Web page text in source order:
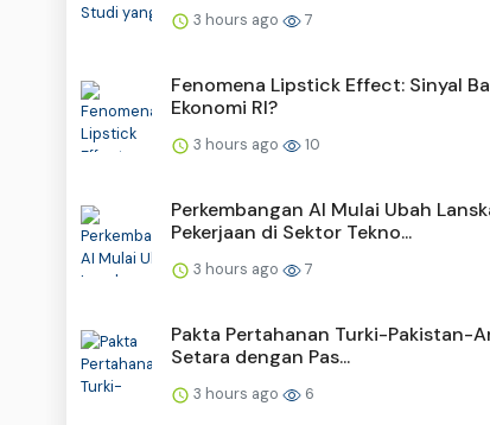
3 hours ago 7
Fenomena Lipstick Effect: Sinyal
Ekonomi RI?
3 hours ago 10
Perkembangan AI Mulai Ubah
Pekerjaan di Sektor Tekno...
3 hours ago 7
Pakta Pertahanan Turki-Pakistan-
Setara dengan Pas...
3 hours ago 6